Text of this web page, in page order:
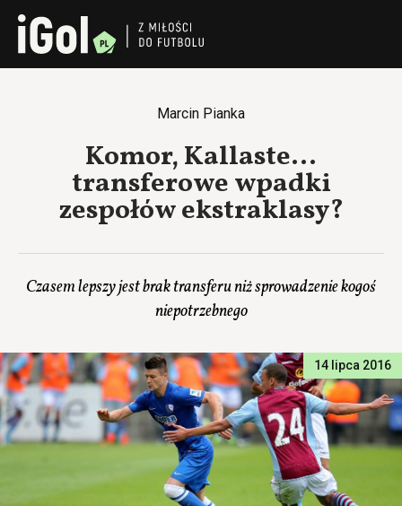
Marcin Pianka
Komor, Kallaste…
transferowe wpadki
zespołów ekstraklasy?
Czasem lepszy jest brak transferu niż sprowadzenie kogoś
niepotrzebnego
14 lipca 2016